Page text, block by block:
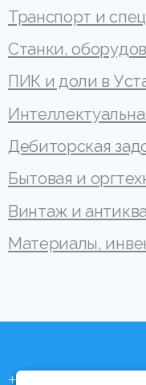
Транспорт и
Станки,
ПИК и доли в
Дебиторская
Бытовая и
Винтаж и
Материалы,
+375 (44) 704 92 06